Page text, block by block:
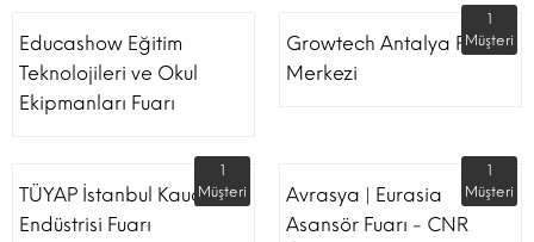
Educashow Eğitim
Teknolojileri ve Okul
Ekipmanları Fuarı
Growtech Antalya Fuar
Merkezi
1
Müşteri
TÜYAP İstanbul Kauçuk
Endüstrisi Fuarı
1
Müşteri
Avrasya | Eurasia
Asansör Fuarı - CNR
1
Müşteri